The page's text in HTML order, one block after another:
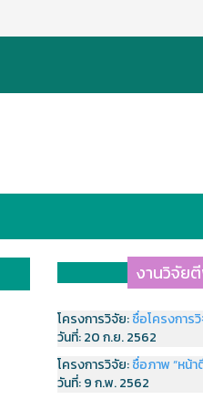
งานวิจัย
โครงการวิจัย:ชื่อโครงการ
วันที่:20 ก.ย. 2562
โครงการวิจัย:ชื่อภาพ “หน้
วันที่:9 ก.พ. 2562